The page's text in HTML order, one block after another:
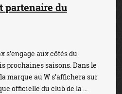
partenaire du
s’engage aux côtés du
prochaines saisons. Dans le
marque au W s’affichera sur
officielle du club de la ...